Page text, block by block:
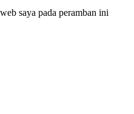
saya pada peramban ini